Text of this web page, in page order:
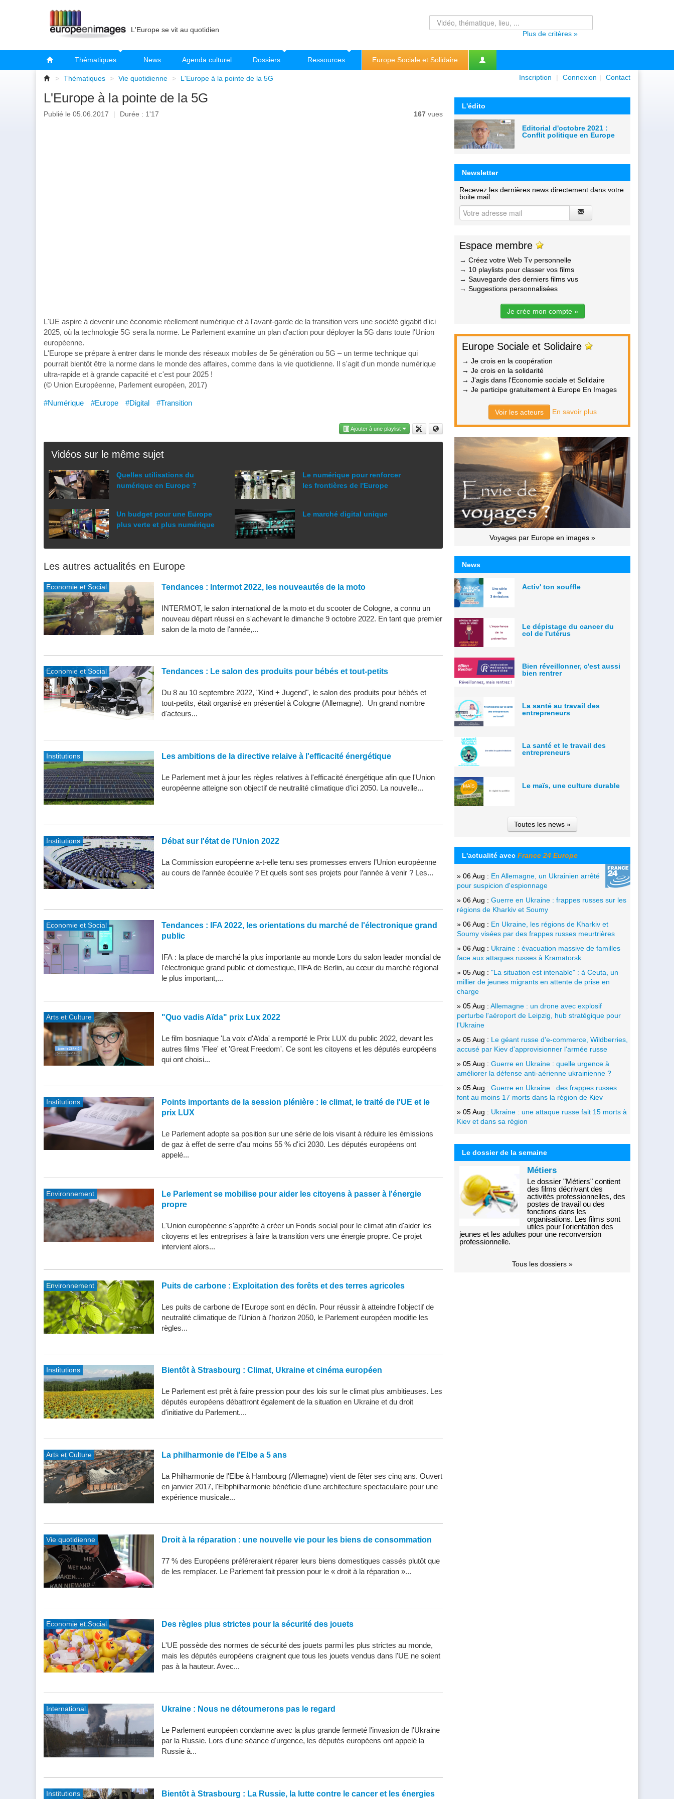
L'Europe se vit au quotidien Plus de critères »
Thématiques News Agenda culturel Dossiers Ressources Europe Sociale et Solidaire
> Thématiques > Vie quotidienne > L'Europe à la pointe de la 5G Inscription | Connexion | Contact
L'Europe à la pointe de la 5G
Publié le 05.06.2017 | Durée : 1'17 167vues
L'UE aspire à devenir une économie réellement numérique et à l'avant-garde de la transition vers une société gigabit d'ici
2025, où la technologie 5G sera la norme. Le Parlement examine un plan d'action pour déployer la 5G dans toute l'Union
européenne.
L'Europe se prépare à entrer dans le monde des réseaux mobiles de 5e génération ou 5G – un terme technique qui
pourrait bientôt être la norme dans le monde des affaires, comme dans la vie quotidienne. Il s'agit d'un monde numérique
ultra-rapide et à grande capacité et c'est pour 2025 !
(© Union Européenne, Parlement européen, 2017)
#Numérique #Europe #Digital #Transition
Ajouter à une playlist
Vidéos sur le même sujet
Quelles utilisations du
numérique en Europe ?
Un budget pour une Europe
plus verte et plus numérique
Le numérique pour renforcer
les frontières de l'Europe
Le marché digital unique
Les autres actualités en Europe
Economie et Social Tendances : Intermot 2022, les nouveautés de la moto
INTERMOT, le salon international de la moto et du scooter de Cologne, a connu un
nouveau départ réussi en s'achevant le dimanche 9 octobre 2022. En tant que premier
salon de la moto de l'année,...
Economie et Social Tendances : Le salon des produits pour bébés et tout-petits
Du 8 au 10 septembre 2022, "Kind + Jugend", le salon des produits pour bébés et
tout-petits, était organisé en présentiel à Cologne (Allemagne). Un grand nombre
d'acteurs...
Institutions Les ambitions de la directive relaive à l'efficacité énergétique
Le Parlement met à jour les règles relatives à l'efficacité énergétique afin que l'Union
européenne atteigne son objectif de neutralité climatique d'ici 2050. La nouvelle...
Institutions Débat sur l'état de l'Union 2022
La Commission européenne a-t-elle tenu ses promesses envers l’Union européenne
au cours de l’année écoulée ? Et quels sont ses projets pour l’année à venir ? Les...
Economie et Social
Tendances : IFA 2022, les orientations du marché de l'électronique grand
public
IFA : la place de marché la plus importante au monde Lors du salon leader mondial de
l'électronique grand public et domestique, l'IFA de Berlin, au cœur du marché régional
le plus important,...
Arts et Culture "Quo vadis Aïda" prix Lux 2022
Le film bosniaque 'La voix d'Aïda' a remporté le Prix LUX du public 2022, devant les
autres films 'Flee' et 'Great Freedom'. Ce sont les citoyens et les députés européens
qui ont choisi...
Institutions
Points importants de la session plénière : le climat, le traité de l'UE et le
prix LUX
Le Parlement adopte sa position sur une série de lois visant à réduire les émissions
de gaz à effet de serre d'au moins 55 % d'ici 2030. Les députés européens ont
appelé...
Environnement
Le Parlement se mobilise pour aider les citoyens à passer à l'énergie
propre
L'Union européenne s'apprête à créer un Fonds social pour le climat afin d'aider les
citoyens et les entreprises à faire la transition vers une énergie propre. Ce projet
intervient alors...
Environnement Puits de carbone : Exploitation des forêts et des terres agricoles
Les puits de carbone de l'Europe sont en déclin. Pour réussir à atteindre l'objectif de
neutralité climatique de l'Union à l'horizon 2050, le Parlement européen modifie les
règles...
Institutions Bientôt à Strasbourg : Climat, Ukraine et cinéma européen
Le Parlement est prêt à faire pression pour des lois sur le climat plus ambitieuses. Les
députés européens débattront également de la situation en Ukraine et du droit
d'initiative du Parlement....
Arts et Culture La philharmonie de l'Elbe a 5 ans
La Philharmonie de l'Elbe à Hambourg (Allemagne) vient de fêter ses cinq ans. Ouvert
en janvier 2017, l'Elbphilharmonie bénéficie d'une architecture spectaculaire pour une
expérience musicale...
Vie quotidienne Droit à la réparation : une nouvelle vie pour les biens de consommation
77 % des Européens préféreraient réparer leurs biens domestiques cassés plutôt que
de les remplacer. Le Parlement fait pression pour le « droit à la réparation »...
Economie et Social Des règles plus strictes pour la sécurité des jouets
L'UE possède des normes de sécurité des jouets parmi les plus strictes au monde,
mais les députés européens craignent que tous les jouets vendus dans l'UE ne soient
pas à la hauteur. Avec...
International Ukraine : Nous ne détournerons pas le regard
Le Parlement européen condamne avec la plus grande fermeté l'invasion de l'Ukraine
par la Russie. Lors d'une séance d'urgence, les députés européens ont appelé la
Russie à...
Institutions Bientôt à Strasbourg : La Russie, la lutte contre le cancer et les énergies
L'édito
Editorial d'octobre 2021 :
Conflit politique en Europe
Newsletter
Recevez les dernières news directement dans votre
boite mail.
Espace membre
→ Créez votre Web Tv personnelle
→ 10 playlists pour classer vos films
→ Sauvegarde des derniers films vus
→ Suggestions personnalisées
Je crée mon compte »
Europe Sociale et Solidaire
→ Je crois en la coopération
→ Je crois en la solidarité
→ J'agis dans l'Economie sociale et Solidaire
→ Je participe gratuitement à Europe En Images
Voir les acteurs En savoir plus
Voyages par Europe en images »
News
Activ' ton souffle
Le dépistage du cancer du
col de l'utérus
Bien réveillonner, c'est aussi
bien rentrer
La santé au travail des
entrepreneurs
La santé et le travail des
entrepreneurs
Le maïs, une culture durable
Toutes les news »
L'actualité avec France 24 Europe
» 06 Aug : En Allemagne, un Ukrainien arrêté
pour suspicion d'espionnage
» 06 Aug : Guerre en Ukraine : frappes russes sur les
régions de Kharkiv et Soumy
» 06 Aug : En Ukraine, les régions de Kharkiv et
Soumy visées par des frappes russes meurtrières
» 06 Aug : Ukraine : évacuation massive de familles
face aux attaques russes à Kramatorsk
» 05 Aug : "La situation est intenable" : à Ceuta, un
millier de jeunes migrants en attente de prise en
charge
» 05 Aug : Allemagne : un drone avec explosif
perturbe l'aéroport de Leipzig, hub stratégique pour
l'Ukraine
» 05 Aug : Le géant russe d'e-commerce, Wildberries,
accusé par Kiev d'approvisionner l'armée russe
» 05 Aug : Guerre en Ukraine : quelle urgence à
améliorer la défense anti-aérienne ukrainienne ?
» 05 Aug : Guerre en Ukraine : des frappes russes
font au moins 17 morts dans la région de Kiev
» 05 Aug : Ukraine : une attaque russe fait 15 morts à
Kiev et dans sa région
Le dossier de la semaine
Métiers
Le dossier "Métiers" contient
des films décrivant des
activités professionnelles, des
postes de travail ou des
fonctions dans les
organisations. Les films sont
utiles pour l'orientation des
jeunes et les adultes pour une reconversion
professionnelle.
Tous les dossiers »